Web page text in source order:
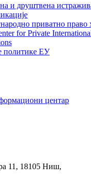
и друштвена
приватно право
for Private
политике ЕУ
центар
11, 18105 Ниш,